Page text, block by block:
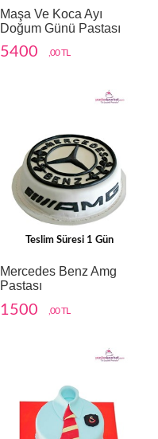
Maşa Ve Koca Ayı
Doğum Günü Pastası
5400 ,00 TL
Teslim Süresi 1 Gün
Mercedes Benz Amg
Pastası
1500 ,00 TL